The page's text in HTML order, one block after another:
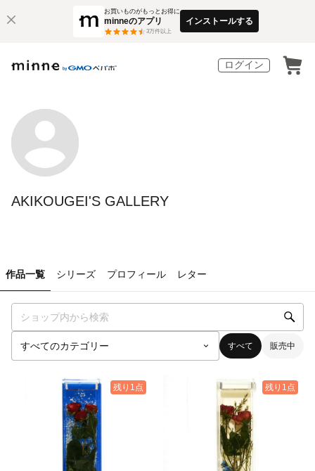
お買いものがもっとお得に
minneのアプリ
3万件以上
インストールする
ログイン
AKIKOUGEI'S GALLERY
作品一覧 シリーズ プロフィール レター
すべて 販売中
残り1点 残り1点